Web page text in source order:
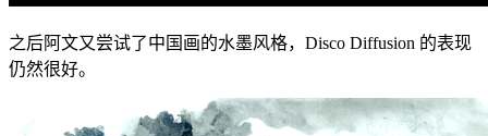
之后阿文又尝试了中国画的水墨风格，Disco Diffusion 的表现
仍然很好。